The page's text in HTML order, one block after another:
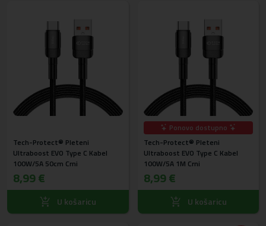
Tech-Protect® Pleteni
Ultraboost EVO Type C Kabel
100W/5A 50cm Crni
8,99 €
U košaricu
Ponovo dostupno
Tech-Protect® Pleteni
Ultraboost EVO Type C Kabel
100W/5A 1M Crni
8,99 €
U košaricu